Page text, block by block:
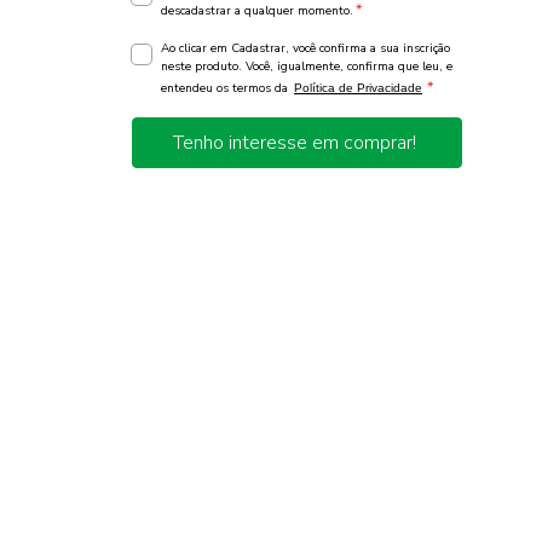
descadastrar a qualquer momento. *
Ao clicar em Cadastrar, você confirma a sua inscrição
neste produto. Você, igualmente, confirma que leu, e
entendeu os termos da Política de Privacidade *
Tenho interesse em comprar!